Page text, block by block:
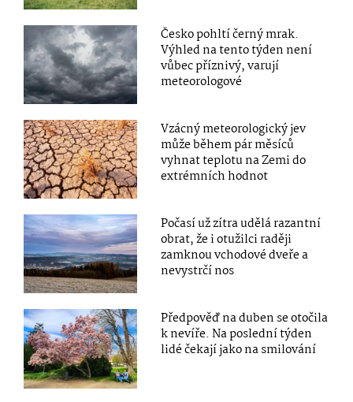
Česko pohltí černý mrak.
Výhled na tento týden není
vůbec příznivý, varují
meteorologové
Vzácný meteorologický jev
může během pár měsíců
vyhnat teplotu na Zemi do
extrémních hodnot
Počasí už zítra udělá razantní
obrat, že i otužilci raději
zamknou vchodové dveře a
nevystrčí nos
Předpověď na duben se otočila
k nevíře. Na poslední týden
lidé čekají jako na smilování